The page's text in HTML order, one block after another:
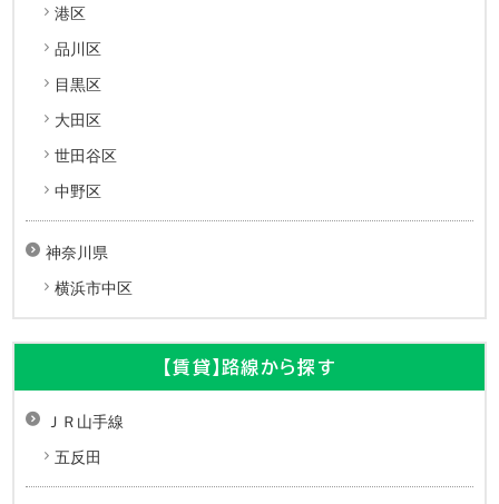
港区
品川区
目黒区
大田区
世田谷区
中野区
神奈川県
横浜市中区
【賃貸】路線から探す
ＪＲ山手線
五反田